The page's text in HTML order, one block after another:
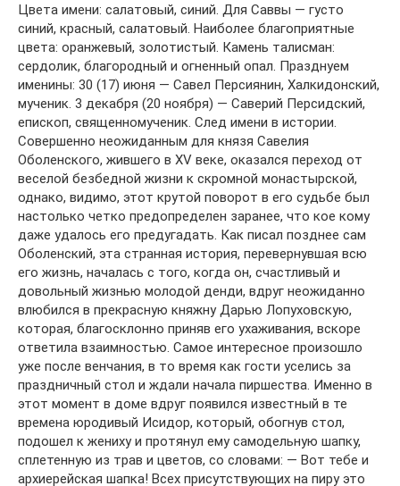
Цвета имени: салатовый, синий. Для Саввы — густо
синий, красный, салатовый. Наиболее благоприятные
цвета: оранжевый, золотистый. Камень талисман:
сердолик, благородный и огненный опал. Празднуем
именины: 30 (17) июня — Савел Персиянин, Халкидонский,
мученик. 3 декабря (20 ноября) — Саверий Персидский,
епископ, священномученик. След имени в истории.
Совершенно неожиданным для князя Савелия
Оболенского, жившего в XV веке, оказался переход от
веселой безбедной жизни к скромной монастырской,
однако, видимо, этот крутой поворот в его судьбе был
настолько четко предопределен заранее, что кое кому
даже удалось его предугадать. Как писал позднее сам
Оболенский, эта странная история, перевернувшая всю
его жизнь, началась с того, когда он, счастливый и
довольный жизнью молодой денди, вдруг неожиданно
влюбился в прекрасную княжну Дарью Лопуховскую,
которая, благосклонно приняв его ухаживания, вскоре
ответила взаимностью. Самое интересное произошло
уже после венчания, в то время как гости уселись за
праздничный стол и ждали начала пиршества. Именно в
этот момент в доме вдруг появился известный в те
времена юродивый Исидор, который, обогнув стол,
подошел к жениху и протянул ему самодельную шапку,
сплетенную из трав и цветов, со словами: — Вот тебе и
архиерейская шапка! Всех присутствующих на пиру это